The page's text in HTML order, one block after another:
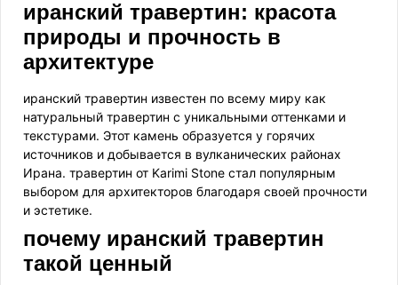
иранский травертин: красота
природы и прочность в
архитектуре
иранский травертин известен по всему миру как
натуральный травертин с уникальными оттенками и
текстурами. Этот камень образуется у горячих
источников и добывается в вулканических районах
Ирана. травертин от Karimi Stone стал популярным
выбором для архитекторов благодаря своей прочности
и эстетике.
почему иранский травертин
такой ценный